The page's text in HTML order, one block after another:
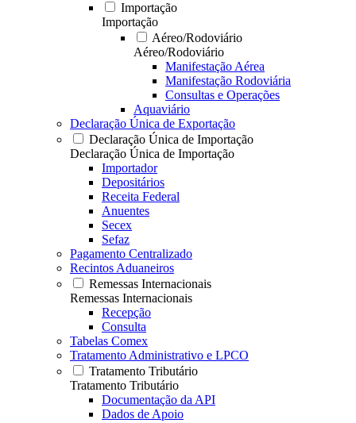
Importação
Importação
Aéreo/Rodoviário
Aéreo/Rodoviário
Manifestação Aérea
Manifestação Rodoviária
Consultas e Operações
Aquaviário
Declaração Única de Exportação
Declaração Única de Importação
Declaração Única de Importação
Importador
Depositários
Receita Federal
Anuentes
Secex
Sefaz
Pagamento Centralizado
Recintos Aduaneiros
Remessas Internacionais
Remessas Internacionais
Recepção
Consulta
Tabelas Comex
Tratamento Administrativo e LPCO
Tratamento Tributário
Tratamento Tributário
Documentação da API
Dados de Apoio